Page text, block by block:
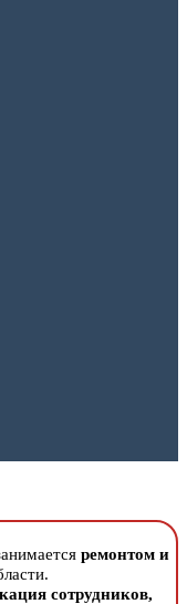
ремонтом и
сотрудников,